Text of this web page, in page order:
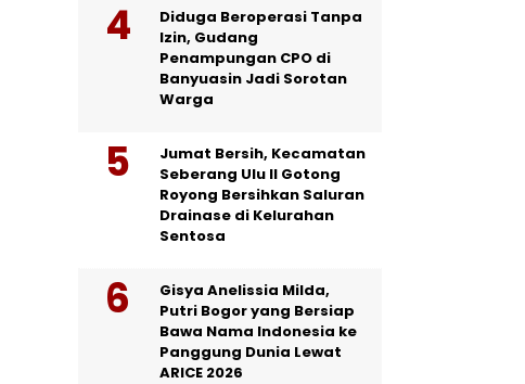
Diduga Beroperasi Tanpa
Izin, Gudang
Penampungan CPO di
Banyuasin Jadi Sorotan
Warga
Jumat Bersih, Kecamatan
Seberang Ulu II Gotong
Royong Bersihkan Saluran
Drainase di Kelurahan
Sentosa
Gisya Anelissia Milda,
Putri Bogor yang Bersiap
Bawa Nama Indonesia ke
Panggung Dunia Lewat
ARICE 2026